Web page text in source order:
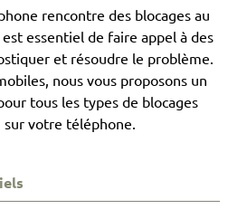
rencontre des blocages au
est essentiel de faire appel à des
et résoudre le problème.
nous vous proposons un
tous les types de blocages
sur votre téléphone.